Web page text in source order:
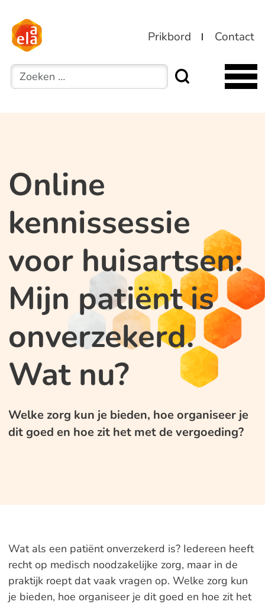
Prikbord Contact
Zoeken
Online
kennissessie
voor huisartsen:
Mijn patiënt is
onverzekerd.
Wat nu?
Welke zorg kun je bieden, hoe organiseer je
dit goed en hoe zit het met de vergoeding?
Wat als een patiënt onverzekerd is? Iedereen heeft
recht op medisch noodzakelijke zorg, maar in de
praktijk roept dat vaak vragen op. Welke zorg kun
je bieden, hoe organiseer je dit goed en hoe zit het